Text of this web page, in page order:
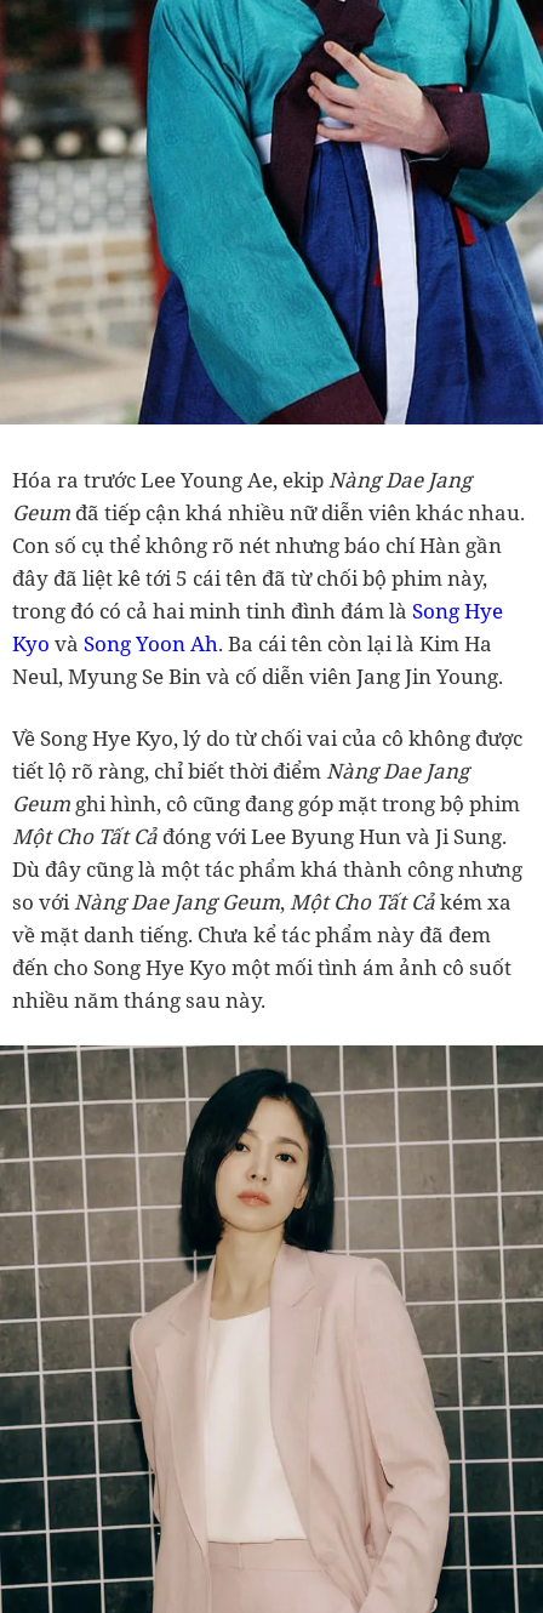
Hóa ra trước Lee Young Ae, ekipNàng Dae Jang
Geum đã tiếp cận khá nhiều nữ diễn viên khác nhau.
Con số cụ thể không rõ nét nhưng báo chí Hàn gần
đây đã liệt kê tới 5 cái tên đã từ chối bộ phim này,
trong đó có cả hai minh tinh đình đám là Song Hye
Kyo và Song Yoon Ah. Ba cái tên còn lại là Kim Ha
Neul, Myung Se Bin và cố diễn viên Jang Jin Young.
Về Song Hye Kyo, lý do từ chối vai của cô không được
tiết lộ rõ ràng, chỉ biết thời điểmNàng Dae Jang
Geum ghi hình, cô cũng đang góp mặt trong bộ phim
Một Cho Tất Cả đóng với Lee Byung Hun và Ji Sung.
Dù đây cũng là một tác phẩm khá thành công nhưng
so vớiNàng Dae Jang Geum,Một Cho Tất Cảkém xa
về mặt danh tiếng. Chưa kể tác phẩm này đã đem
đến cho Song Hye Kyo một mối tình ám ảnh cô suốt
nhiều năm tháng sau này.